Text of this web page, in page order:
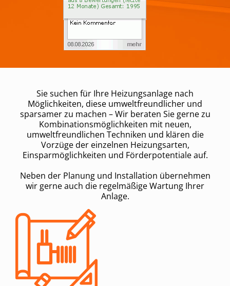
Sie suchen für Ihre Heizungsanlage nach
Möglichkeiten, diese umweltfreundlicher und
sparsamer zu machen – Wir beraten Sie gerne zu
Kombinationsmöglichkeiten mit neuen,
umweltfreundlichen Techniken und klären die
Vorzüge der einzelnen Heizungsarten,
Einsparmöglichkeiten und Förderpotentiale auf.
Neben der Planung und Installation übernehmen
wir gerne auch die regelmäßige Wartung Ihrer
Anlage.